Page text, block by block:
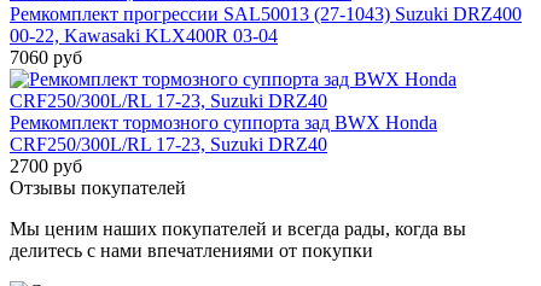
Ремкомплект прогрессии SAL50013 (27-1043) Suzuki DRZ400
00-22, Kawasaki KLX400R 03-04
7060 руб
Ремкомплект тормозного суппорта зад BWX Honda
CRF250/300L/RL 17-23, Suzuki DRZ40
2700 руб
Отзывы покупателей
Мы ценим наших покупателей и всегда рады, когда вы
делитесь с нами впечатлениями от покупки